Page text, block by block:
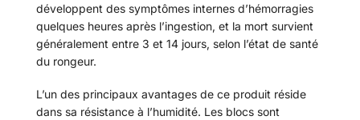
développent des symptômes internes d’hémorragies
quelques heures après l’ingestion, et la mort survient
généralement entre 3 et 14 jours, selon l’état de santé
du rongeur.
L’un des principaux avantages de ce produit réside
dans sa résistance à l’humidité. Les blocs sont